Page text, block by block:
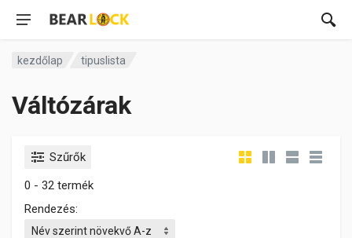
kezdőlap tipuslista
Váltózárak
Szűrők
0 - 32 termék
Rendezés: